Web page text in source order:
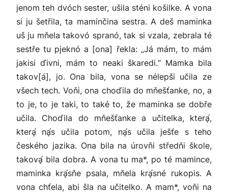
jenom teh dvóch sester, ušila sténi košilke. A vona
si ju šetřila, ta maminčina sestra. A deš maminka
uš ju mňela takovó spranó, tak si vzala, zebrala té
sestře tu pjeknó a [ona] řekla: „Já mám, to mám
jakisi ďivni, mám to neaki škaredi.“ Mamka bila
takov[á], jo. Ona bila, vona se nélepši učila ze
všech tech. Voňi, ona choďila do mňešťanke, no, a
to je, to je taki, to také to, že maminka se dobře
učila. Choďila do mňešťanke a učitelka, kterḁ́,
kterḁ́ nḁ́s učila potom, nḁ́s učila ješťe s teho
českého jazika. Ona bila na úrovňi středňi škole,
takovḁ́ bila dobra. A vona tu ma*, po té mamince,
maminka krḁ́sňe psala, mňela krḁ́sné rukopis. A
vona chťela, abi šla na učitelko. A mam*, voňi na